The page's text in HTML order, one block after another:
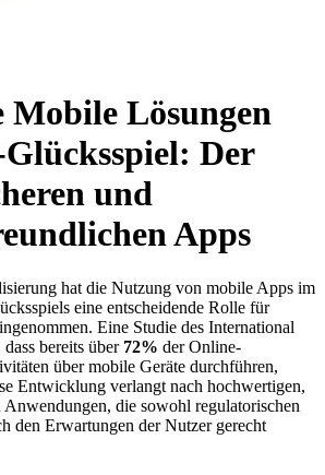
Mobile Lösungen
Der
und
Apps
hat die Nutzung von mobile Apps im
eine entscheidende Rolle für
Eine Studie des International
bereits über 72% der Online-
über mobile Geräte durchführen,
Entwicklung verlangt nach hochwertigen,
die sowohl regulatorischen
den Erwartungen der Nutzer gerecht